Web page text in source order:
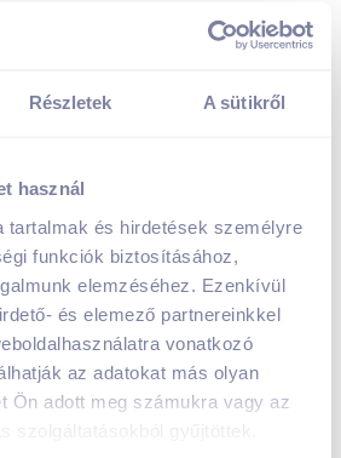
Részletek A sütikről
használ
tartalmak és hirdetések személyre
funkciók biztosításához,
elemzéséhez. Ezenkívül
és elemező partnereinkkel
vonatkozó
az adatokat más olyan
Ön adott meg számukra vagy az
szolgáltatásokból gyűjtöttek.
1 996
ár:
393 Ft / db ( 27 % áfa)
Kosárba